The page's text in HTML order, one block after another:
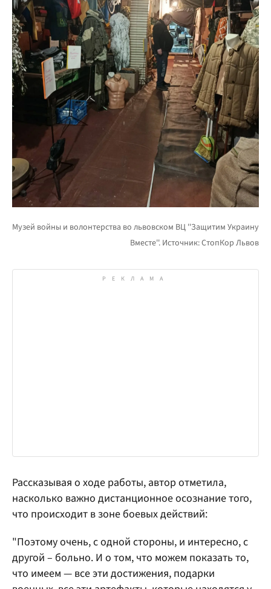
Рассказывая о ходе работы, автор отметила,
насколько важно дистанционное осознание того,
что происходит в зоне боевых действий:
"Поэтому очень, с одной стороны, и интересно, с
другой – больно. И о том, что можем показать то,
что имеем — все эти достижения, подарки